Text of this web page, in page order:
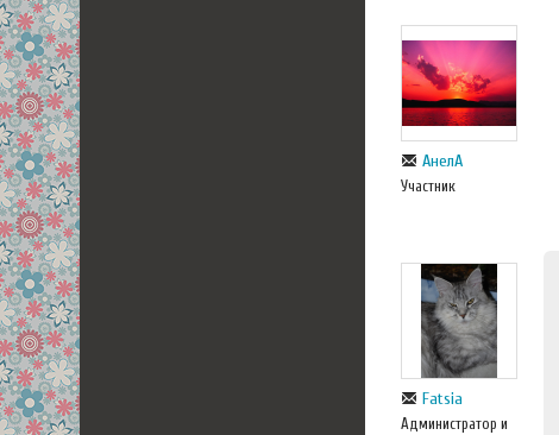
АнелА
Участник
Fatsia
Администратор и